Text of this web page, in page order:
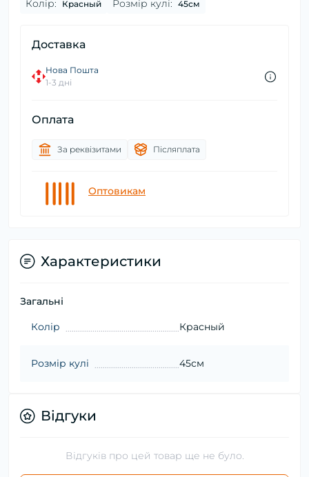
Колір: Красный Розмір кулі: 45см
Доставка
Нова Пошта
1-3 дні
Оплата
За реквізитами Післяплата
Оптовикам
Характеристики
Загальні
Колір Красный
Розмір кулі 45см
Відгуки
Відгуків про цей товар ще не було.